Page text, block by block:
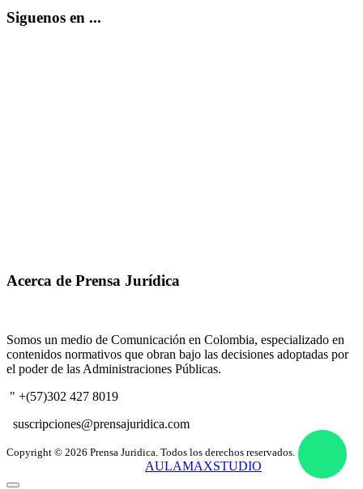
Siguenos en ...
Acerca de Prensa Jurídica
Somos un medio de Comunicación en Colombia, especializado en
contenidos normativos que obran bajo las decisiones adoptadas por
el poder de las Administraciones Públicas.
" +(57)302 427 8019
suscripciones@prensajuridica.com
Copyright © 2026 Prensa Juridica. Todos los derechos reservados.
AULAMAXSTUDIO